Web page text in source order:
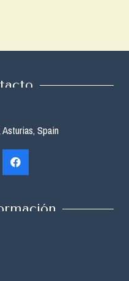
Spain